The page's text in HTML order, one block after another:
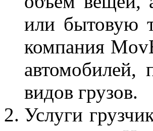
или бытовую
компания
автомобилей,
видов грузов.
Услуги